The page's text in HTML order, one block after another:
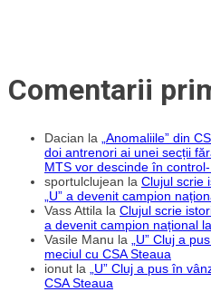
Comentarii
Dacian la „Anomaliile” din
doi antrenori ai unei secții
MTS vor descinde în
sportulclujean la Clujul scrie
„U” a devenit campion
Vass Attila la Clujul scrie
a devenit campion național
Vasile Manu la „U” Cluj a
meciul cu CSA Steaua
ionut la „U” Cluj a pus în
CSA Steaua